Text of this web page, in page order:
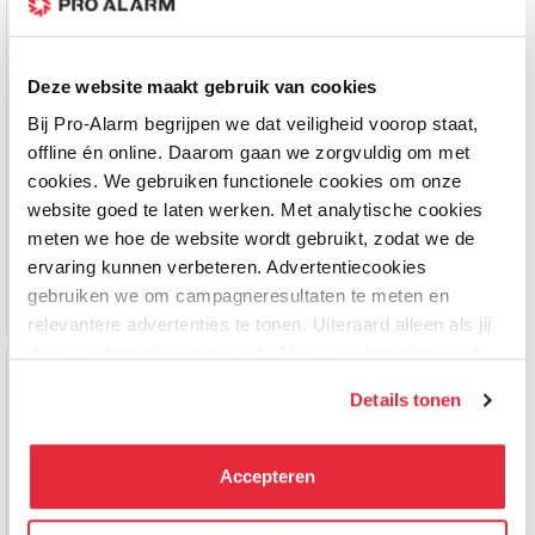
Deze website maakt gebruik van cookies
Bij Pro-Alarm begrijpen we dat veiligheid voorop staat,
offline én online. Daarom gaan we zorgvuldig om met
cookies. We gebruiken functionele cookies om onze
website goed te laten werken. Met analytische cookies
meten we hoe de website wordt gebruikt, zodat we de
ervaring kunnen verbeteren. Advertentiecookies
gebruiken we om campagneresultaten te meten en
relevantere advertenties te tonen. Uiteraard alleen als jij
kunnen deze gegevens combineren met informatie die zij
kunt alle cookies accepteren, alleen noodzakelijke
Details tonen
Accepteren
Honeywell
Speeddome 5MP 30x
optische zoom met PoE
3.399,00
Honeywell
Bullet 5MP motorzoomlens
(2.7 - 13.5mm) met PoE
Op voorraad
599,00